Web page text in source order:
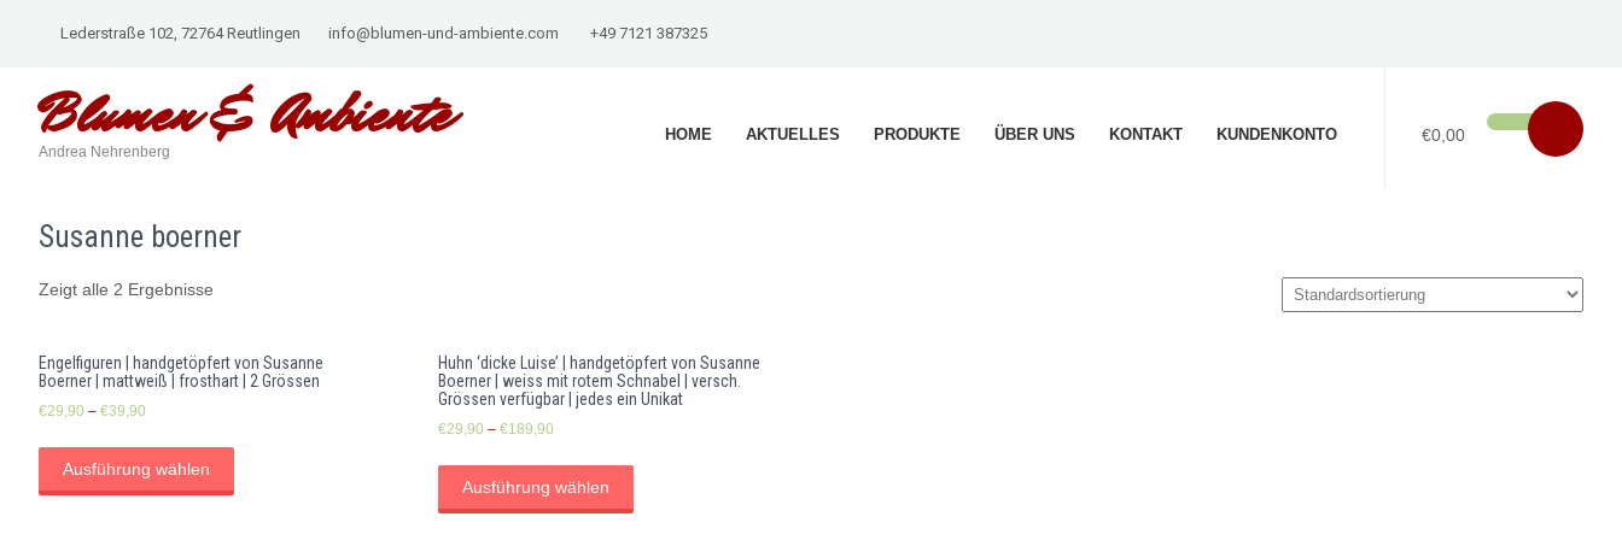
Lederstraße 102, 72764 Reutlingen info@blumen-und-ambiente.com +49 7121 387325
Blumen &Ambiente
Andrea Nehrenberg
€0,00
HOME AKTUELLES PRODUKTE ÜBER UNS KONTAKT KUNDENKONTO
Susanne boerner
Zeigt alle 2 Ergebnisse
Engelfiguren | handgetöpfert von Susanne
Boerner | mattweiß | frosthart | 2 Grössen
€29,90 – €39,90
Ausführung wählen
Huhn ‘dicke Luise’ | handgetöpfert von Susanne
Boerner | weiss mit rotem Schnabel | versch.
Grössen verfügbar | jedes ein Unikat
€29,90 – €189,90
Ausführung wählen